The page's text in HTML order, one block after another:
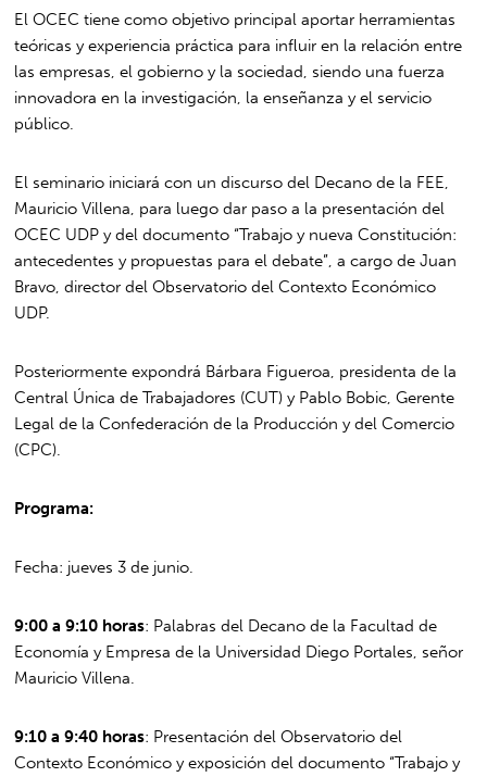
El OCEC tiene como objetivo principal aportar herramientas
teóricas y experiencia práctica para influir en la relación entre
las empresas, el gobierno y la sociedad, siendo una fuerza
innovadora en la investigación, la enseñanza y el servicio
público.
El seminario iniciará con un discurso del Decano de la FEE,
Mauricio Villena, para luego dar paso a la presentación del
OCEC UDP y del documento “Trabajo y nueva Constitución:
antecedentes y propuestas para el debate”, a cargo de Juan
Bravo, director del Observatorio del Contexto Económico
UDP.
Posteriormente expondrá Bárbara Figueroa, presidenta de la
Central Única de Trabajadores (CUT) y Pablo Bobic, Gerente
Legal de la Confederación de la Producción y del Comercio
(CPC).
Programa:
Fecha: jueves 3 de junio.
9:00 a 9:10 horas: Palabras del Decano de la Facultad de
Economía y Empresa de la Universidad Diego Portales, señor
Mauricio Villena.
9:10 a 9:40 horas: Presentación del Observatorio del
Contexto Económico y exposición del documento “Trabajo y